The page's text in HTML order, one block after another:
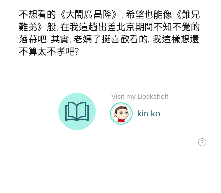
不想看的《大鬧廣昌隆》, 希望也能像《難兄
難弟》般, 在我這趟出差北京期間不知不覺的
落幕吧. 其實, 老媽子挺喜歡看的, 我這樣想還
不算太不孝吧?